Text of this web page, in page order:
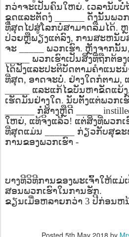
ກວ່າຈະເປັນຄົນໃຫຍ່. ເວລານັບບໍ່
ຂູດແລະຕັດງໍ
ດັ່ງນັ້ນພວ
ທີ່ສຸດໄປສູ່ໂລກບໍ່ສາມາດລືມໄດ້. ຫຼ
ປ່ວຍຫຼືພຽງແຕ່ລົງ, ການສະຫນັບ
ຈະ
ພວກເຮົາ. ຫຼັງຈາກນັ້ນ,
ພວກເຮົາເປັນສິ່ງທີ່ຖືກຕ້ອ
ໄດ້ຟັງແລະປະຕິບັດຕາມຄໍາແນະນໍ
ທີ່ສຸດ, ອາດຈະບໍ່. ຢ່າງໃດກໍຕາມ,
ແລະແກ້ໄຂບັນຫາຂັດແຍ້ງ
ເຮັດມັນຢ່າງໃດ. ນັບຕັ້ງແຕ່ພວກເ
ກໍ່ສ້າງຫຼືດີ _____
ໃຫຍ່, ແທ້ຈິງແລ້ວ! ແຕ່ສິ່ງທີ່ພວກ
ທີ່ສຸດແມ່ນ
ກ່ຽວກັບສຸຂ
ການຂອງພວກເຮົາ -
ບາງທີວິທີການຂອງພະເຈົ້າໃຫ້ແ
ສອນພວກເຮົາໃນການຮັກ.
ຂຽນເມື່ອຫລາຍກວ່າ 3 ປີກ່ອນຫ
Posted 5th May 2018 by